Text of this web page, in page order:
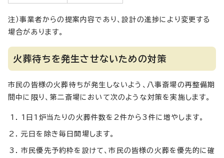
注）事業者からの提案内容であり、設計の進捗により変更する
場合があります。
火葬待ちを発生させないための対策
市民の皆様の火葬待ちが発生しないよう、八事斎場の再整備期
間中に限り、第二斎場において次のような対策を実施します。
1日1炉当たりの火葬件数を2件から3件に増やします。
元日を除き毎日開場します。
市民優先予約枠を設けて、市民の皆様の火葬を優先的に確